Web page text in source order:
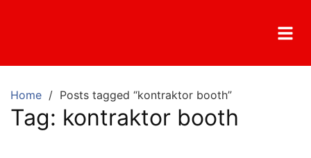
Home Posts tagged “kontraktor booth”
Tag: kontraktor booth